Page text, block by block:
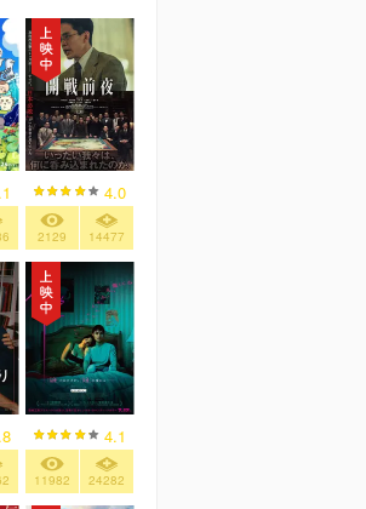
4.0
2129 14477
4.1
11982 24282